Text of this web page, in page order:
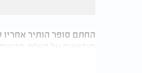
החתם סופר הותיר
חידושים על הש"ס,
היהודית, ועד היום